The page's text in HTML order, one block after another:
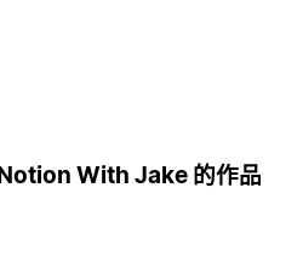
With Jake 的作品